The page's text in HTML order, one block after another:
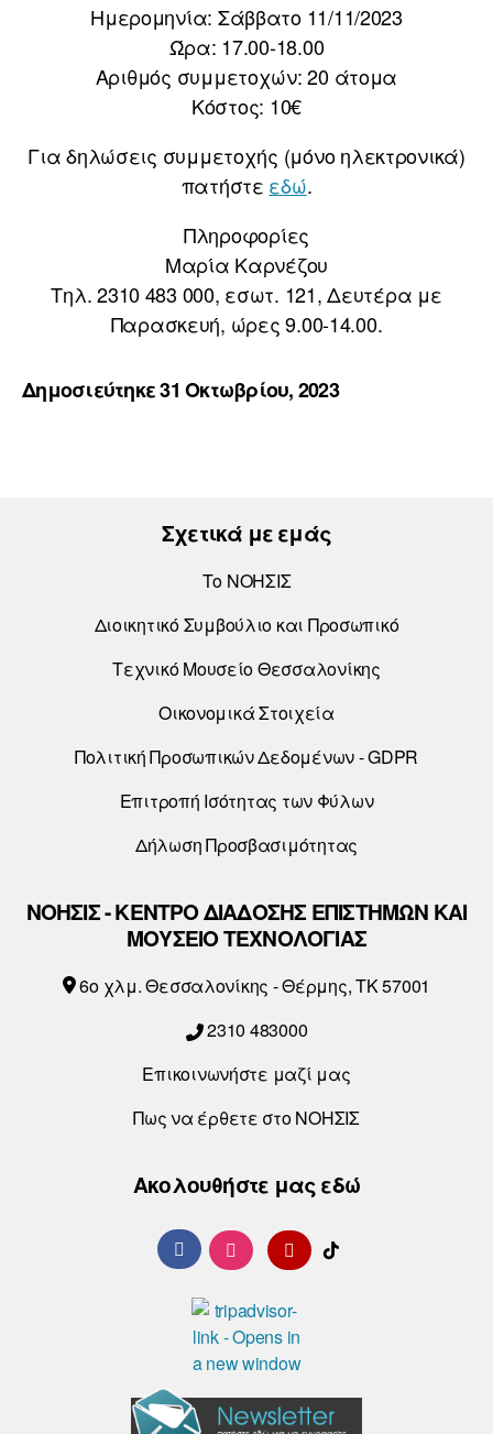
Ημερομηνία: Σάββατο 11/11/2023
Ώρα: 17.00-18.00
Αριθμός συμμετοχών: 20 άτομα
Κόστος: 10€
Για δηλώσεις συμμετοχής (μόνο ηλεκτρονικά)
πατήστε εδώ.
Πληροφορίες
Μαρία Καρνέζου
Tηλ. 2310 483 000, εσωτ. 121, Δευτέρα με
Παρασκευή, ώρες 9.00-14.00.
Δημοσιεύτηκε 31 Οκτωβρίου, 2023
Σχετικά με εμάς
Το ΝΟΗΣΙΣ
Διοικητικό Συμβούλιο και Προσωπικό
Τεχνικό Μουσείο Θεσσαλονίκης
Οικονομικά Στοιχεία
Πολιτική Προσωπικών Δεδομένων - GDPR
Επιτροπή Ισότητας των Φύλων
Δήλωση Προσβασιμότητας
ΝΟΗΣΙΣ - ΚΕΝΤΡΟ ΔΙΑΔΟΣΗΣ ΕΠΙΣΤΗΜΩΝ ΚΑΙ
ΜΟΥΣΕΙΟ ΤΕΧΝΟΛΟΓΙΑΣ
6o χλμ. Θεσσαλονίκης - Θέρμης, ΤΚ 57001
2310 483000
Επικοινωνήστε μαζί μας
Πως να έρθετε στο ΝΟΗΣΙΣ
Ακολουθήστε μας εδώ